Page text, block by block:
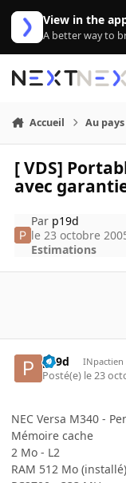
Aller au contenu
View in the
A better way to
Accueil Au
[ VDS]
avec
Par p19d
le 23 octobre
Estimations
p19d INpactien
Posté(e) le 23
NEC Versa M340 -
Mémoire cache
2 Mo - L2
RAM 512 Mo